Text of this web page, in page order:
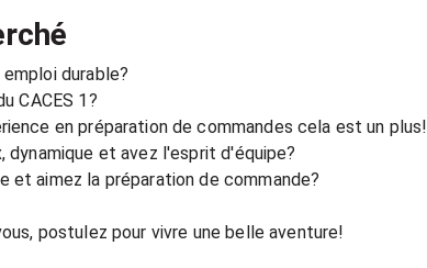
durable?
CACES 1?
en préparation de commandes cela est un plus!
dynamique et avez l'esprit d'équipe?
et aimez la préparation de commande?
postulez pour vivre une belle aventure!